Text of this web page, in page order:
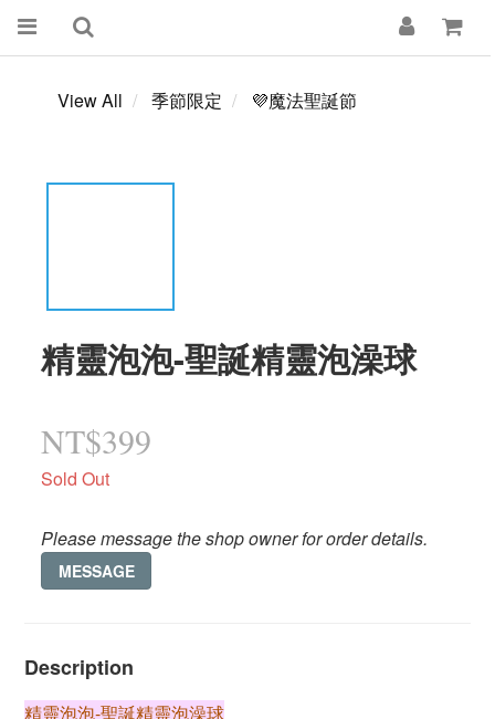
View All 季節限定 💜魔法聖誕節
精靈泡泡-聖誕精靈泡澡球
NT$399
Sold Out
Please message the shop owner for order details.
MESSAGE
Description
精靈泡泡-聖誕精靈泡澡球